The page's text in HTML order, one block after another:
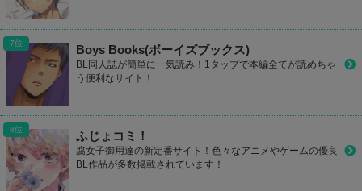
Boys Books(ボーイズブックス)
BL同人誌が簡単に一気読み！1タップで本編全てが読めちゃ
う便利なサイト！
ふじょコミ！
腐女子御用達の新定番サイト！色々なアニメやゲームの優良
BL作品が多数掲載されています！